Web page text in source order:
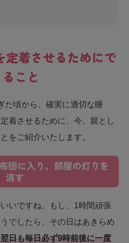
定着させるためにで
ること
た頃から、確実に適切な睡
着させるために、今、親とし
をご紹介いたします。
団に入り、部屋の灯りを
消す
いですね。もし、1時間頑張
でしたら、その日はあきらめ
翌日も毎日必ず9時前後に一度